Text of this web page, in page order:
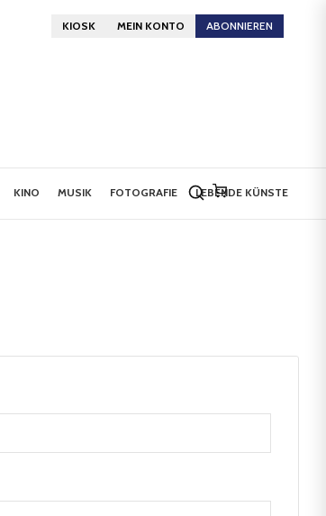
KIOSK MEIN KONTO ABONNIEREN
KINO MUSIK FOTOGRAFIE LEBENDE KÜNSTE